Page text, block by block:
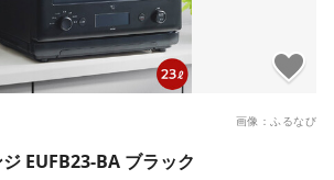
画像：ふるなび
EUFB23-BA ブラック